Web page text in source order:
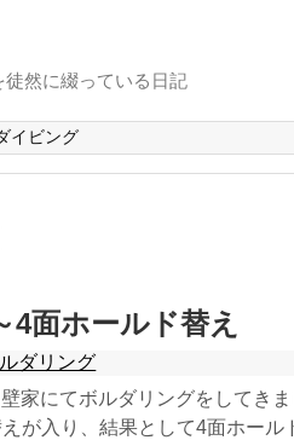
然に綴っている日記
イビング
4面ホールド替え
ダリング
家にてボルダリングをしてき
が入り、結果として4面ホール